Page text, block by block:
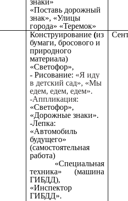
знаки»
«Поставь дорожный
знак», «Улицы
города» «Теремок»
Конструирование (из
бумаги, бросового и
природного
материала)
«Светофор»,
- Рисование: «Я иду
в детский сад», «Мы
едем, едем, едем».
-Аппликация:
«Светофор»,
«Дорожные знаки».
-Лепка:
«Автомобиль
будущего»
(самостоятельная
работа)
«Специальная
техника» (машина
ГИБДД),
«Инспектор
ГИБДД».